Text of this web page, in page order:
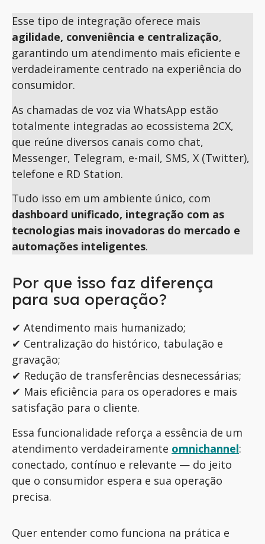
Esse tipo de integração oferece mais
agilidade, conveniência e centralização,
garantindo um atendimento mais eficiente e
verdadeiramente centrado na experiência do
consumidor.
As chamadas de voz via WhatsApp estão
totalmente integradas ao ecossistema 2CX,
que reúne diversos canais como chat,
Messenger, Telegram, e-mail, SMS, X (Twitter),
telefone e RD Station.
Tudo isso em um ambiente único, com
dashboard unificado, integração com as
tecnologias mais inovadoras do mercado e
automações inteligentes.
Por que isso faz diferença
para sua operação?
✔ Atendimento mais humanizado;
✔ Centralização do histórico, tabulação e
gravação;
✔ Redução de transferências desnecessárias;
✔ Mais eficiência para os operadores e mais
satisfação para o cliente.
Essa funcionalidade reforça a essência de um
atendimento verdadeiramente omnichannel:
conectado, contínuo e relevante — do jeito
que o consumidor espera e sua operação
precisa.
Quer entender como funciona na prática e